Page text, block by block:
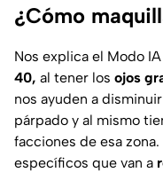
¿Cómo
Nos explica el Modo
40, al tener los ojos
nos ayuden a
párpado y al mismo
facciones de esa
específicos que van a